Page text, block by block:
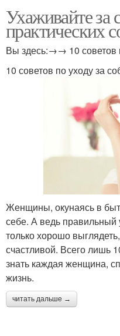
Ухаживайте за
практических
Вы здесь:→→ 10 советов
10 советов по уходу за
Женщины, окунаясь в
себе. А ведь правильный
только хорошо
счастливой. Всего лишь
знать каждая женщина,
жизнь.
читать дальше →